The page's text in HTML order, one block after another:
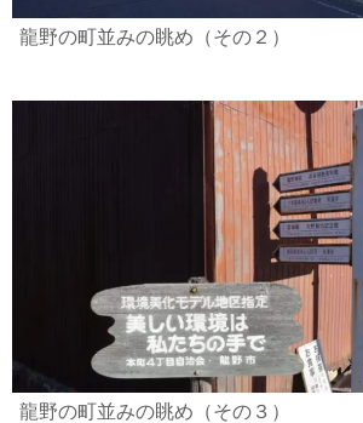
龍野の町並みの眺め（その２）
龍野の町並みの眺め（その３）